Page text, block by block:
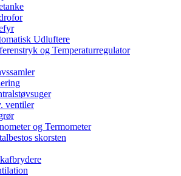
Udluftere
og Temperaturregulator
ventiler
og Termometer
skorsten